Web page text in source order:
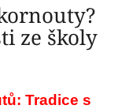
ze školy
Tradice s